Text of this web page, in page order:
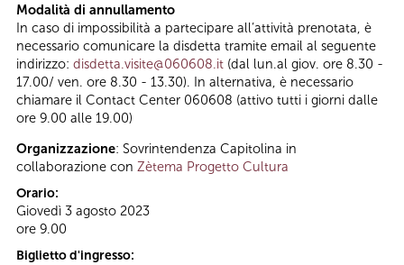
Modalità di annullamento
In caso di impossibilità a partecipare all’attività prenotata, è
necessario comunicare la disdetta tramite email al seguente
indirizzo: disdetta.visite@060608.it (dal lun.al giov. ore 8.30 -
17.00/ ven. ore 8.30 - 13.30). In alternativa, è necessario
chiamare il Contact Center 060608 (attivo tutti i giorni dalle
ore 9.00 alle 19.00)
Organizzazione: Sovrintendenza Capitolina in
collaborazione con Zètema Progetto Cultura
Orario:
Giovedì 3 agosto 2023
ore 9.00
Biglietto d'ingresso: